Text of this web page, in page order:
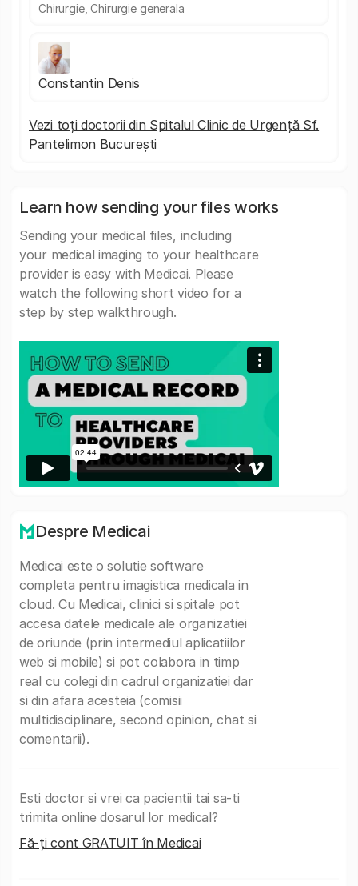
Chirurgie, Chirurgie generala
Constantin Denis
Vezi toți doctorii din Spitalul Clinic de Urgență Sf.
Pantelimon București
Learn how sending your files works
Sending your medical files, including
your medical imaging to your healthcare
provider is easy with Medicai. Please
watch the following short video for a
step by step walkthrough.
Despre Medicai
Medicai este o solutie software
completa pentru imagistica medicala in
cloud. Cu Medicai, clinici si spitale pot
accesa datele medicale ale organizatiei
de oriunde (prin intermediul aplicatiilor
web si mobile) si pot colabora in timp
real cu colegi din cadrul organizatiei dar
si din afara acesteia (comisii
multidisciplinare, second opinion, chat si
comentarii).
Esti doctor si vrei ca pacientii tai sa-ti
trimita online dosarul lor medical?
Fă-ți cont GRATUIT în Medicai